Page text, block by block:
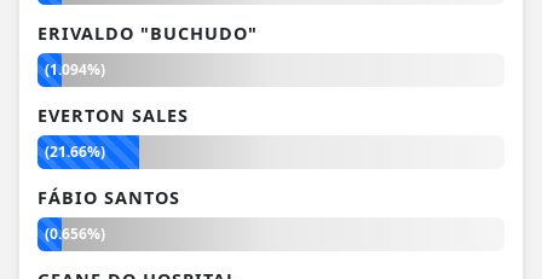
ERIVALDO "BUCHUDO"
(1.094%)
EVERTON SALES
(21.66%)
FÁBIO SANTOS
(0.656%)